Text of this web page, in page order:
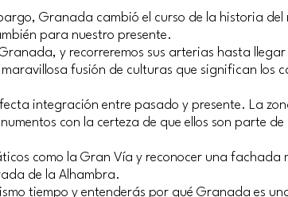
Granada cambió el curso de la historia
para nuestro presente.
y recorreremos sus arterias hasta
fusión de culturas que significan los
integración entre pasado y presente. La
con la certeza de que ellos son parte
como la Gran Vía y reconocer una
de la Alhambra.
tiempo y entenderás por qué Granada es